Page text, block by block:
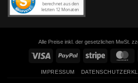
Alle Preise inkl. der gesetzlichen MwSt.
Visa PayPal Stripe
IMPRESSUM